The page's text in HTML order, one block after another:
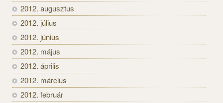
2012. augusztus
2012. július
2012. június
2012. május
2012. április
2012. március
2012. február